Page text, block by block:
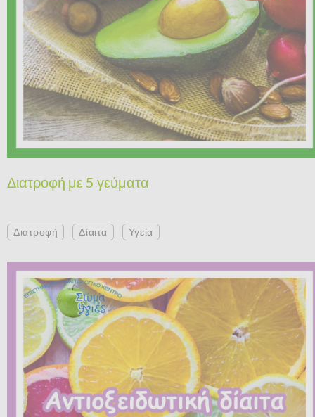
Διατροφή με 5 γεύματα
Διατροφή Δίαιτα Υγεία